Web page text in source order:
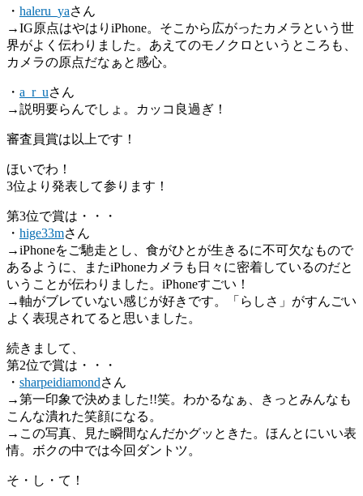
・ haleru_yaさん
→IG原点はやはりiPhone。そこから広がったカメラという世
界がよく伝わりました。あえてのモノクロというところも、
カメラの原点だなぁと感心。
・ a_r_uさん
→説明要らんでしょ。カッコ良過ぎ！
審査員賞は以上です！
ほいでわ！
3位より発表して参ります！
第3位で賞は・・・
・ hige33mさん
→iPhoneをご馳走とし、食がひとが生きるに不可欠なもので
あるように、またiPhoneカメラも日々に密着しているのだと
いうことが伝わりました。iPhoneすごい！
→軸がブレていない感じが好きです。「らしさ」がすんごい
よく表現されてると思いました。
続きまして、
第2位で賞は・・・
・ sharpeidiamondさん
→第一印象で決めました!!笑。わかるなぁ、きっとみんなも
こんな潰れた笑顔になる。
→この写真、見た瞬間なんだかグッときた。ほんとにいい表
情。ボクの中では今回ダントツ。
そ・し・て！